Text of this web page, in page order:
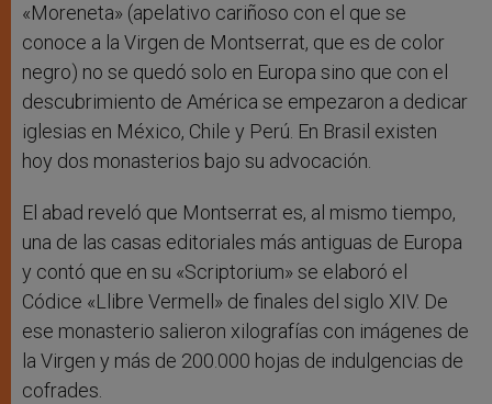
«Moreneta» (apelativo cariñoso con el que se
conoce a la Virgen de Montserrat, que es de color
negro) no se quedó solo en Europa sino que con el
descubrimiento de América se empezaron a dedicar
iglesias en México, Chile y Perú. En Brasil existen
hoy dos monasterios bajo su advocación.
El abad reveló que Montserrat es, al mismo tiempo,
una de las casas editoriales más antiguas de Europa
y contó que en su «Scriptorium» se elaboró el
Códice «Llibre Vermell» de finales del siglo XIV. De
ese monasterio salieron xilografías con imágenes de
la Virgen y más de 200.000 hojas de indulgencias de
cofrades.